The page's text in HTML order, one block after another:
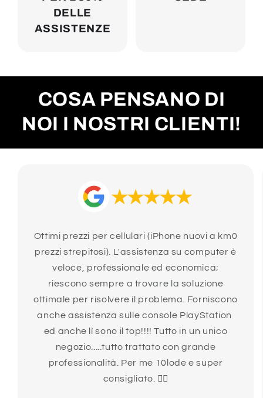
DELLE
ASSISTENZE
COSA PENSANO DI
NOI I NOSTRI CLIENTI!
Ottimi prezzi per cellulari (iPhone nuovi a km0
prezzi strepitosi). L'assistenza su computer è
veloce, professionale ed economica;
riescono sempre a trovare la soluzione
ottimale per risolvere il problema. Forniscono
anche assistenza sulle console PlayStation
ed anche lì sono il top!!!! Tutto in un unico
negozio.....tutto trattato con grande
professionalità. Per me 10lode e super
consigliato. 👍🏻